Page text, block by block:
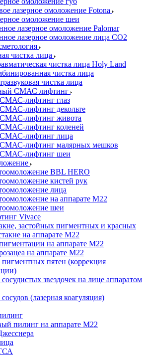
лазерное омоложение Fotona
омоложение шеи
лазерное омоложение Palomar
лазерное омоложение лица СО2
чистка лица
чистка лица Holy Land
чистка лица
чистка лица
СМАС лифтинг
лифтинг глаз
лифтинг декольте
лифтинг живота
лифтинг коленей
лифтинг лица
лифтинг малярных мешков
лифтинг шеи
BBL HERO
кистей рук
лица
на аппарате M22
шеи
Vivace
застойных пигментных и красных
на аппарате М22
на аппарате М22
на аппарате M22
пигментных пятен (коррекция
звездочек на лице аппаратом
(лазерная коагуляция)
пилинг на аппарате M22